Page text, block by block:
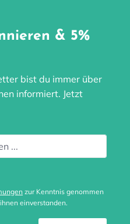
& 5%
bist du immer über
informiert. Jetzt
zur Kenntnis genommen
einverstanden.